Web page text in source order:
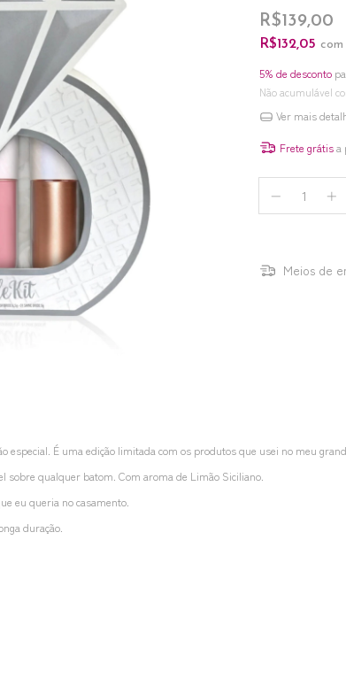
R$139,00
R$132,05 com
5% de desconto
Não acumulável
Ver mais
Frete grátisa
Meios de
especial. É uma edição limitada com os produtos que usei no meu
qualquer batom. Com aroma de Limão Siciliano.
eu queria no casamento.
duração.